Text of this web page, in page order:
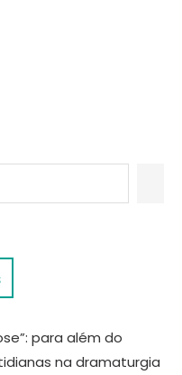
para além do
na dramaturgia